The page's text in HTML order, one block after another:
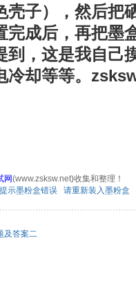
壳子），然后把
完成后，再把墨
到，这是我自己
冷却等等。
网(www.zsksw.net)收集和整理！
示墨粉盒错误 请重新装入墨粉盒
及答案二